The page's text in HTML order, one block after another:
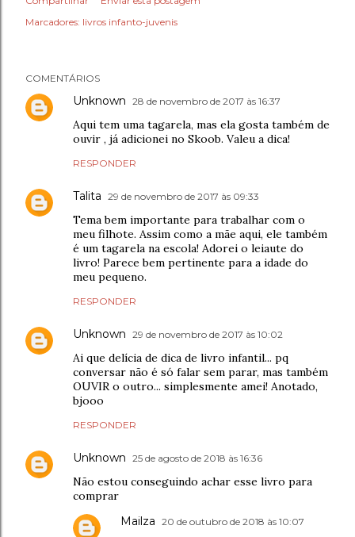
Marcadores: livros infanto-juvenis
COMENTÁRIOS
Unknown 28 de novembro de 2017 às 16:37
Aqui tem uma tagarela, mas ela gosta também de
ouvir , já adicionei no Skoob. Valeu a dica!
RESPONDER
Talita 29 de novembro de 2017 às 09:33
Tema bem importante para trabalhar com o
meu filhote. Assim como a mãe aqui, ele também
é um tagarela na escola! Adorei o leiaute do
livro! Parece bem pertinente para a idade do
meu pequeno.
RESPONDER
Unknown 29 de novembro de 2017 às 10:02
Ai que delícia de dica de livro infantil... pq
conversar não é só falar sem parar, mas também
OUVIR o outro... simplesmente amei! Anotado,
bjooo
RESPONDER
Unknown 25 de agosto de 2018 às 16:36
Não estou conseguindo achar esse livro para
comprar
Mailza 20 de outubro de 2018 às 10:07